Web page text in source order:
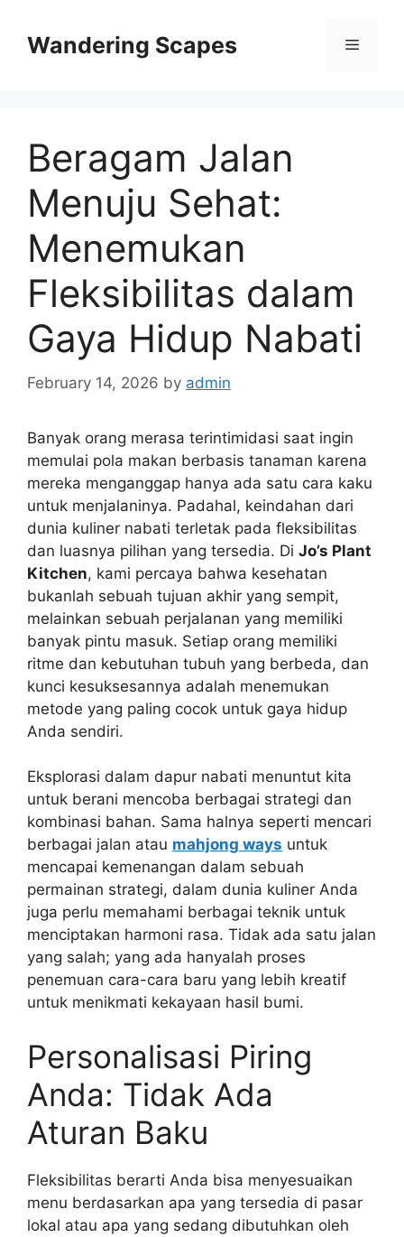
contentWandering Scapes Menu
Beragam Jalan
Menuju Sehat:
Menemukan
Fleksibilitas dalam
Gaya Hidup Nabati
February 14, 2026 by admin
Banyak orang merasa terintimidasi saat ingin
memulai pola makan berbasis tanaman karena
mereka menganggap hanya ada satu cara kaku
untuk menjalaninya. Padahal, keindahan dari
dunia kuliner nabati terletak pada fleksibilitas
dan luasnya pilihan yang tersedia. Di Jo’s Plant
Kitchen, kami percaya bahwa kesehatan
bukanlah sebuah tujuan akhir yang sempit,
melainkan sebuah perjalanan yang memiliki
banyak pintu masuk. Setiap orang memiliki
ritme dan kebutuhan tubuh yang berbeda, dan
kunci kesuksesannya adalah menemukan
metode yang paling cocok untuk gaya hidup
Anda sendiri.
Eksplorasi dalam dapur nabati menuntut kita
untuk berani mencoba berbagai strategi dan
kombinasi bahan. Sama halnya seperti mencari
berbagai jalan atau mahjong ways untuk
mencapai kemenangan dalam sebuah
permainan strategi, dalam dunia kuliner Anda
juga perlu memahami berbagai teknik untuk
menciptakan harmoni rasa. Tidak ada satu jalan
yang salah; yang ada hanyalah proses
penemuan cara-cara baru yang lebih kreatif
untuk menikmati kekayaan hasil bumi.
Personalisasi Piring
Anda: Tidak Ada
Aturan Baku
Fleksibilitas berarti Anda bisa menyesuaikan
menu berdasarkan apa yang tersedia di pasar
lokal atau apa yang sedang dibutuhkan oleh